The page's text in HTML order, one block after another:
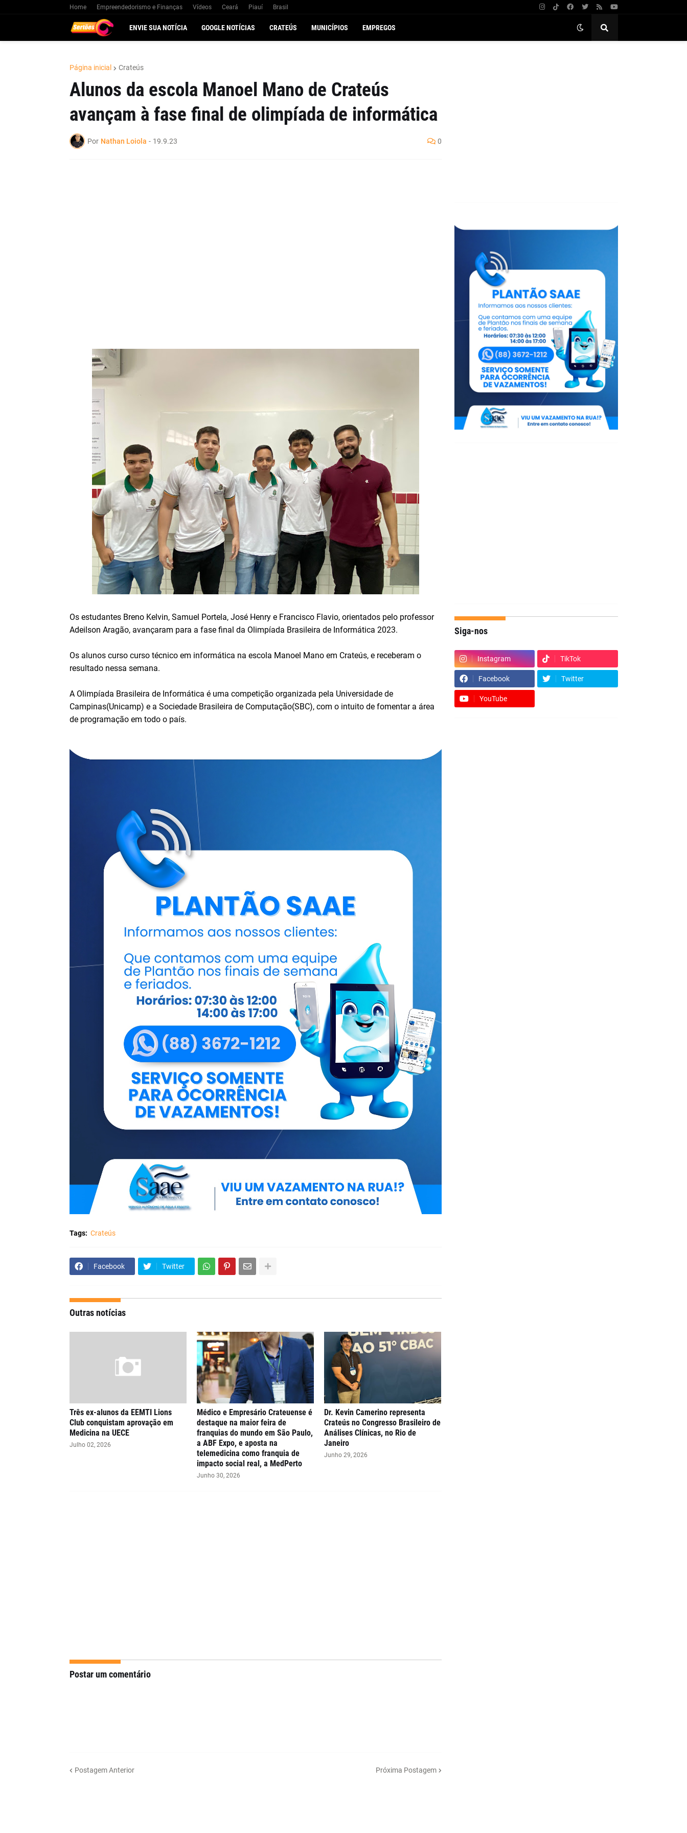
Home Empreendedorismo e Finanças Vídeos Ceará Piauí Brasil
ENVIE SUA NOTÍCIA GOOGLE NOTÍCIAS CRATEÚS MUNICÍPIOS EMPREGOS
Página inicial Crateús
Alunos da escola Manoel Mano de Crateús
avançam à fase final de olimpíada de informática
Por Nathan Loiola - 19.9.23 0
Os estudantes Breno Kelvin, Samuel Portela, José Henry e Francisco Flavio, orientados pelo professor
Adeilson Aragão, avançaram para a fase final da Olimpíada Brasileira de Informática 2023.
Os alunos curso curso técnico em informática na escola Manoel Mano em Crateús, e receberam o
resultado nessa semana.
A Olimpíada Brasileira de Informática é uma competição organizada pela Universidade de
Campinas(Unicamp) e a Sociedade Brasileira de Computação(SBC), com o intuito de fomentar a área
de programação em todo o país.
Tags: Crateús
Facebook Twitter
Outras notícias
Três ex-alunos da EEMTI Lions
Club conquistam aprovação em
Medicina na UECE
Julho 02, 2026
Médico e Empresário Crateuense é
destaque na maior feira de
franquias do mundo em São Paulo,
a ABF Expo, e aposta na
telemedicina como franquia de
impacto social real, a MedPerto
Junho 30, 2026
Dr. Kevin Camerino representa
Crateús no Congresso Brasileiro de
Análises Clínicas, no Rio de
Janeiro
Junho 29, 2026
Postar um comentário
Postagem Anterior Próxima Postagem
Siga-nos
Instagram TikTok
Facebook Twitter
YouTube